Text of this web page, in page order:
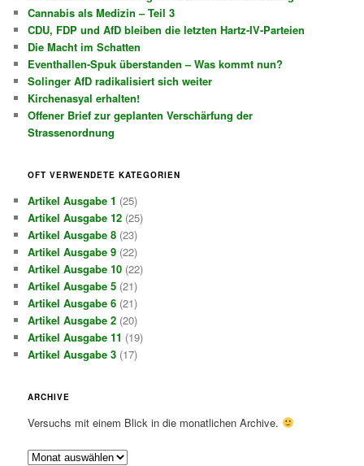
Cannabis als Medizin – Teil 3
CDU, FDP und AfD bleiben die letzten Hartz-IV-Parteien
Die Macht im Schatten
Eventhallen-Spuk überstanden – Was kommt nun?
Solinger AfD radikalisiert sich weiter
Kirchenasyal erhalten!
Offener Brief zur geplanten Verschärfung der
Strassenordnung
OFT VERWENDETE KATEGORIEN
Artikel Ausgabe 1 (25)
Artikel Ausgabe 12 (25)
Artikel Ausgabe 8 (23)
Artikel Ausgabe 9 (22)
Artikel Ausgabe 10 (22)
Artikel Ausgabe 5 (21)
Artikel Ausgabe 6 (21)
Artikel Ausgabe 2 (20)
Artikel Ausgabe 11 (19)
Artikel Ausgabe 3 (17)
ARCHIVE
Versuchs mit einem Blick in die monatlichen Archive.
A